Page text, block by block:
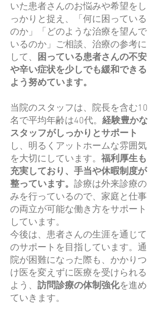
いた患者さんのお悩みや希望をし
っかりと捉え、「何に困っている
のか」「どのような治療を望んで
いるのか」ご相談、治療の参考に
して、
困っている患者さんの不安
や辛い症状を少しでも緩和できる
よう努めています。
当院のスタッフは、院長を含む10
名で平均年齢は40代。 経験豊かな
スタッフがしっかりとサポート
し、明るくアットホームな雰囲気
を大切にしています。 福利厚生も
充実しており、手当や休暇制度が
整っています。 診療は外来診療の
みを行っているので、家庭と仕事
の両立が可能な働き方をサポート
しています。
今後は、患者さんの生涯を通じて
のサポートを目指しています。通
院が困難になった際も、かかりつ
け医を変えずに医療を受けられる
よう、 訪問診療の体制強化を進め
ていきます。